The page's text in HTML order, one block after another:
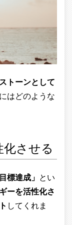
トーンとして
はどのような
させる
標達成」 とい
ーを活性化さ
してくれま